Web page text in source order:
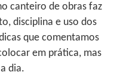
canteiro de obras faz
disciplina e uso dos
que comentamos
em prática, mas
dia.